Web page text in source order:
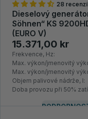
28 recenzí
Dieselový
Söhnen“ KS
(EURO V)
15.371,00 kr
Frekvence, Hz:
Max. výkon/jmenovitý
Max. výkon/jmenovitý
Objem palivové nádrže, l:
Doba provozu při 50%